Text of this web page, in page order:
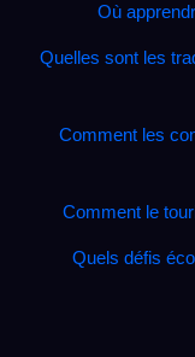
Où
Quelles sont les
Comment les
Comment le
Quels défis